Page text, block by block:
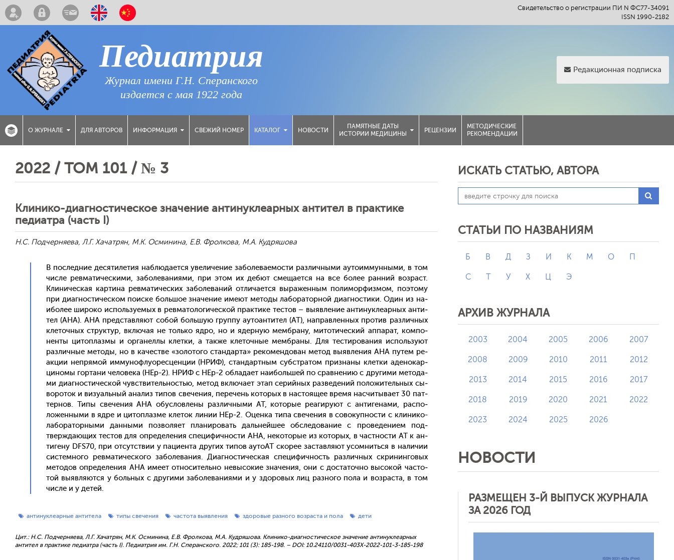
Свидетельство о регистрации ПИ N ФС77-34091
ISSN 1990-2182
Педиатрия
Журнал имени Г.Н. Сперанского
издается с мая 1922 года
Редакционная подписка
О ЖУРНАЛЕ ДЛЯ АВТОРОВ ИНФОРМАЦИЯ СВЕЖИЙ НОМЕР КАТАЛОГ НОВОСТИ
ПАМЯТНЫЕ ДАТЫ
ИСТОРИИ МЕДИЦИНЫ
РЕЦЕНЗИИ
МЕТОДИЧЕСКИЕ
РЕКОМЕНДАЦИИ
2022 / ТОМ 101 / № 3
Клинико-диагностическое значение антинуклеарных антител в практике
педиатра (часть I)
Н.С. Подчерняева, Л.Г. Хачатрян, М.К. Осминина, Е.В. Фролкова, М.А. Кудряшова
В пос­ледние де­сяти­летия наб­лю­да­ет­ся уве­личе­ние за­боле­ва­емос­ти раз­личны­ми а­уто­им­мунны­ми, в том
чис­ле рев­ма­тичес­ки­ми, за­боле­вани­ями, при этом их де­бют сме­ща­ет­ся на все бо­лее ран­ний воз­раст.
Кли­ничес­кая кар­ти­на рев­ма­тичес­ких за­боле­ваний от­ли­ча­ет­ся вы­ражен­ным по­лимор­физмом, по­это­му
при ди­аг­ности­чес­ком по­ис­ке боль­шое зна­чение име­ют ме­тоды ла­бора­тор­ной ди­аг­ности­ки. Один из на­
ибо­лее ши­роко ис­поль­зу­емых в рев­ма­толо­гичес­кой прак­ти­ке тес­тов – вы­яв­ле­ние ан­ти­нук­ле­ар­ных ан­ти­
тел (АНА). АНА пред­став­ля­ют со­бой боль­шую груп­пу а­уто­ан­ти­тел (АТ), нап­равлен­ных про­тив раз­личных
кле­точ­ных струк­тур, вклю­чая не толь­ко яд­ро, но и ядер­ную мем­бра­ну, ми­тоти­чес­кий ап­па­рат, ком­по­
нен­ты ци­топ­лазмы и ор­га­нел­лы клет­ки, а так­же кле­точ­ные мем­бра­ны. Для тес­ти­рова­ния ис­поль­зу­ют
раз­личные ме­тоды, но в ка­чес­тве «зо­лото­го стан­дарта» ре­комен­до­ван ме­тод вы­яв­ле­ния АНА пу­тем ре­
ак­ции неп­ря­мой им­му­ноф­лу­орес­ценции (НРИФ), стан­дар­тным субс­тра­том приз­на­ны клет­ки аде­нокар­
ци­номы гор­та­ни че­лове­ка (HEp-2). НРИФ с HEp-2 об­ла­да­ет на­иболь­шей по срав­не­нию с дру­гими ме­тода­
ми ди­аг­ности­чес­кой чувс­тви­тель­ностью, ме­тод вклю­ча­ет этап се­рий­ных раз­ве­дений по­ложи­тель­ных сы­
воро­ток и ви­зу­аль­ный ана­лиз ти­пов све­чения, пе­речень ко­торых в нас­то­ящее вре­мя нас­чи­тыва­ет 30 пат­
тернов. Ти­пы све­чения АНА обус­ловле­ны раз­личны­ми АТ, ко­торые ре­аги­ру­ют с ан­ти­гена­ми, рас­по­
ложен­ны­ми в яд­ре и ци­топ­лазме кле­ток ли­нии HEp-2. Оцен­ка ти­па све­чения в со­вокуп­ности с кли­нико-
ла­бора­тор­ны­ми дан­ны­ми поз­во­ля­ет пла­ниро­вать даль­ней­шее об­сле­дова­ние с про­веде­ни­ем под­
твержда­ющих тес­тов для оп­ре­деле­ния спе­цифич­ности АНА, не­кото­рые из ко­торых, в час­тнос­ти АТ к ан­
ти­гену DFS70, при от­сутс­твии у па­ци­ен­та дру­гих ти­пов а­уто­АТ ско­рее зас­тавля­ют усом­нить­ся в на­личии
сис­темно­го рев­ма­тичес­ко­го за­боле­вания. Ди­аг­ности­чес­кая спе­цифич­ность раз­личных скри­нин­го­вых
ме­тодов оп­ре­деле­ния АНА име­ет от­но­ситель­но не­высо­кие зна­чения, они с дос­та­точ­но вы­сокой час­то­
той вы­яв­ля­ют­ся у боль­ных с дру­гими за­боле­вани­ями и у здо­ровых лиц раз­но­го по­ла и воз­раста, в том
чис­ле и у де­тей.
антинуклеарные антитела типы свечения частота выявления здоровые разного возраста и пола дети
Цит.: Н.С. Подчерняева, Л.Г. Хачатрян, М.К. Осминина, Е.В. Фролкова, М.А. Кудряшова. Клинико-диагностическое значение антинуклеарных
антител в практике педиатра (часть I). Педиатрия им. Г.Н. Сперанского. 2022; 101 (3): 185-198. – DOI: 10.24110/0031-403X-2022-101-3-185-198
ИСКАТЬ СТАТЬЮ, АВТОРА
СТАТЬИ ПО НАЗВАНИЯМ
Б В Д З И К М О П
С Т У Х Ц Э
АРХИВ ЖУРНАЛА
2003 2004 2005 2006 2007
2008 2009 2010 2011 2012
2013 2014 2015 2016 2017
2018 2019 2020 2021 2022
2023 2024 2025 2026
НОВОСТИ
РАЗМЕЩЕН 3-Й ВЫПУСК ЖУРНАЛА
ЗА 2026 ГОД